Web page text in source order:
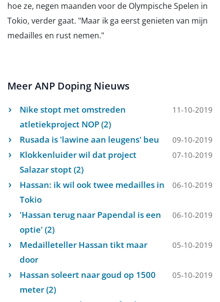
hoe ze, negen maanden voor de Olympische Spelen in
Tokio, verder gaat. "Maar ik ga eerst genieten van mijn
medailles en rust nemen."
Meer ANP Doping Nieuws
Nike stopt met omstreden
atletiekproject NOP (2)
11-10-2019
Rusada is 'lawine aan leugens' beu 09-10-2019
Klokkenluider wil dat project
Salazar stopt (2)
07-10-2019
Hassan: ik wil ook twee medailles in
Tokio
06-10-2019
'Hassan terug naar Papendal is een
optie' (2)
06-10-2019
Medailleteller Hassan tikt maar
door
05-10-2019
Hassan soleert naar goud op 1500
meter (2)
05-10-2019